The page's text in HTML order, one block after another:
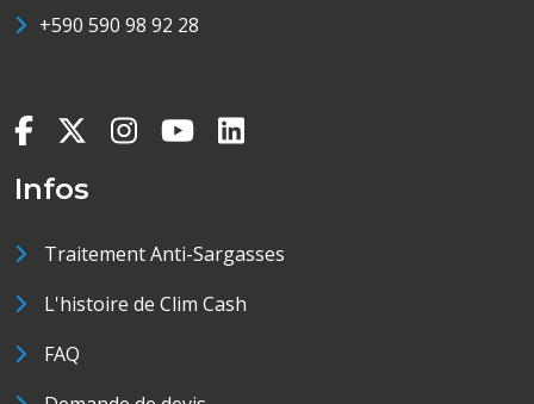
+590 590 98 92 28
Infos
Traitement Anti-Sargasses
L'histoire de Clim Cash
FAQ